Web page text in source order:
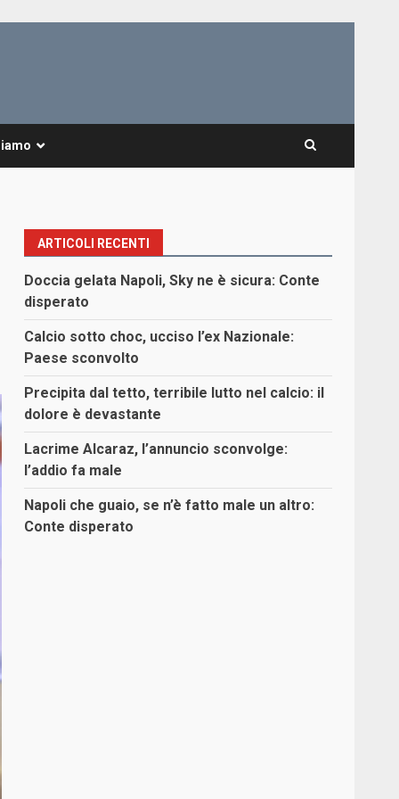
ARTICOLI RECENTI
Doccia gelata Napoli, Sky ne è sicura: Conte
disperato
Calcio sotto choc, ucciso l’ex Nazionale:
Paese sconvolto
Precipita dal tetto, terribile lutto nel calcio: il
dolore è devastante
Lacrime Alcaraz, l’annuncio sconvolge:
l’addio fa male
Napoli che guaio, se n’è fatto male un altro:
Conte disperato